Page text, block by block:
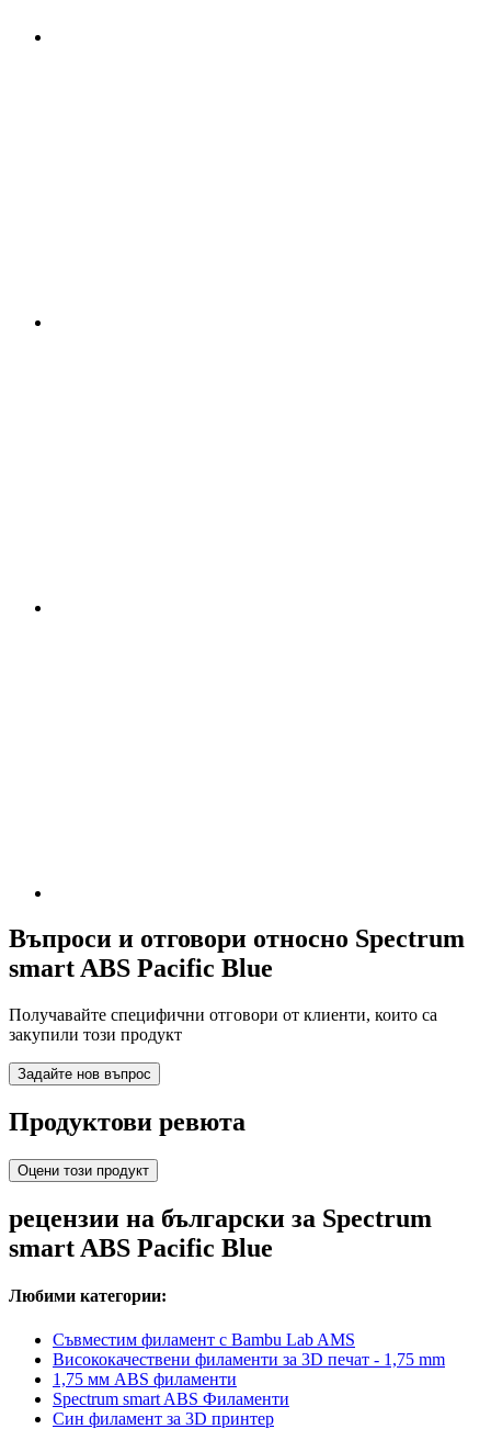
Въпроси и отговори относно Spectrum
smart ABS Pacific Blue
Получавайте специфични отговори от клиенти, които са
закупили този продукт
Задайте нов въпрос
Продуктови ревюта
Оцени този продукт
рецензии на български за Spectrum
smart ABS Pacific Blue
Любими категории:
Съвместим филамент с Bambu Lab AMS
Висококачествени филаменти за 3D печат - 1,75 mm
1,75 мм ABS филаменти
Spectrum smart ABS Филаменти
Син филамент за 3D принтер